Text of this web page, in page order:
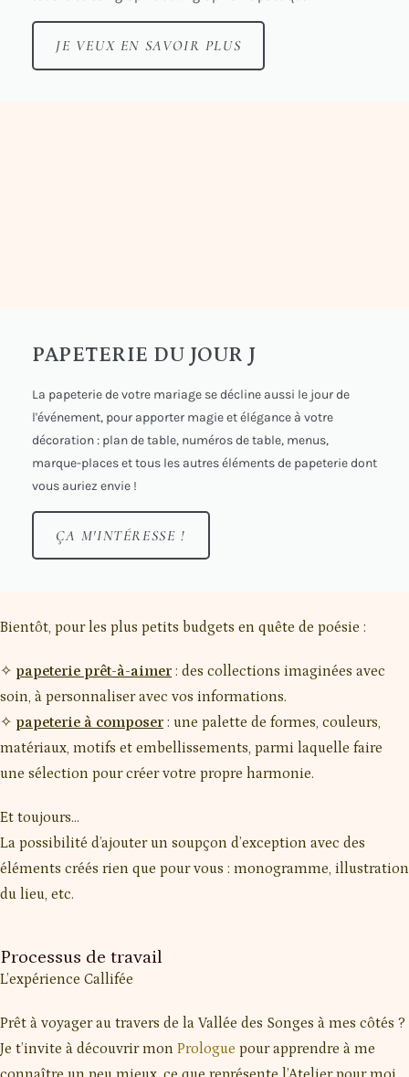
JE VEUX EN SAVOIR PLUS
PAPETERIE DU JOUR J
La papeterie de votre mariage se décline aussi le jour de
l'événement, pour apporter magie et élégance à votre
décoration : plan de table, numéros de table, menus,
marque-places et tous les autres éléments de papeterie dont
vous auriez envie !
ÇA M'INTÉRESSE !
Bientôt, pour les plus petits budgets en quête de poésie :
✧ papeterie prêt-à-aimer : des collections imaginées avec
soin, à personnaliser avec vos informations.
✧ papeterie à composer : une palette de formes, couleurs,
matériaux, motifs et embellissements, parmi laquelle faire
une sélection pour créer votre propre harmonie.
Et toujours…
La possibilité d’ajouter un soupçon d’exception avec des
éléments créés rien que pour vous : monogramme, illustration
du lieu, etc.
Processus de travail
L’expérience Callifée
Prêt à voyager au travers de la Vallée des Songes à mes côtés ?
Je t’invite à découvrir mon Prologue pour apprendre à me